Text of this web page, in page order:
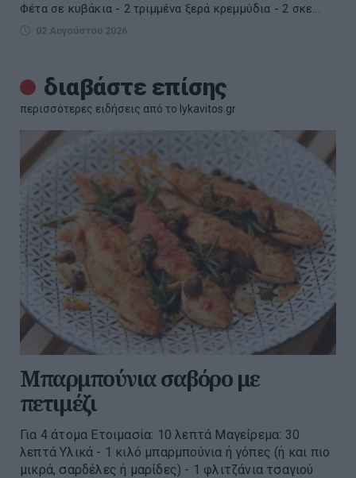
Φέτα σε κυβάκια - 2 τριμμένα ξερά κρεμμύδια - 2 σκε...
02 Αυγούστου 2026
διαβάστε επίσης
περισσότερες ειδήσεις από το lykavitos.gr
Μπαρμπούνια σαβόρο με
πετιμέζι
Για 4 άτομα Ετοιμασία: 10 λεπτά Μαγείρεμα: 30
λεπτά Υλικά - 1 κιλό μπαρμπούνια ή γόπες (ή και πιο
μικρά, σαρδέλες ή μαρίδες) - 1 φλιτζάνια τσαγιού